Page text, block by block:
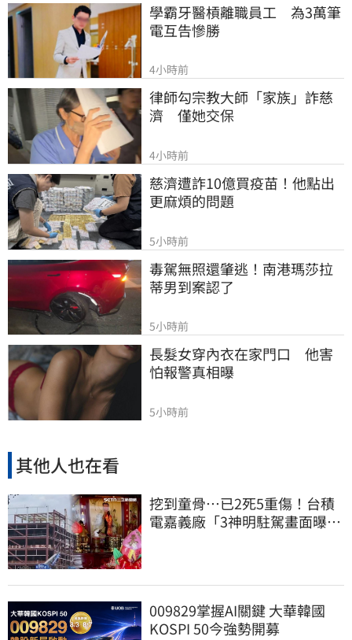
學霸牙醫槓離職員工　為3萬筆
電互告慘勝
4小時前
律師勾宗教大師「家族」詐慈
濟　僅她交保
4小時前
慈濟遭詐10億買疫苗！他點出
更麻煩的問題
5小時前
毒駕無照還肇逃！南港瑪莎拉
蒂男到案認了
5小時前
長髮女穿內衣在家門口　他害
怕報警真相曝
5小時前
其他人也在看
挖到童骨…已2死5重傷！台積
電嘉義廠「3神明駐駕畫面曝
009829掌握AI關鍵 大華韓國
KOSPI 50今強勢開募